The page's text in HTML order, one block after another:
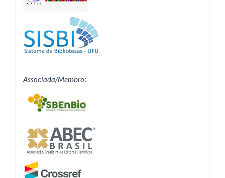
Associada/Membro: